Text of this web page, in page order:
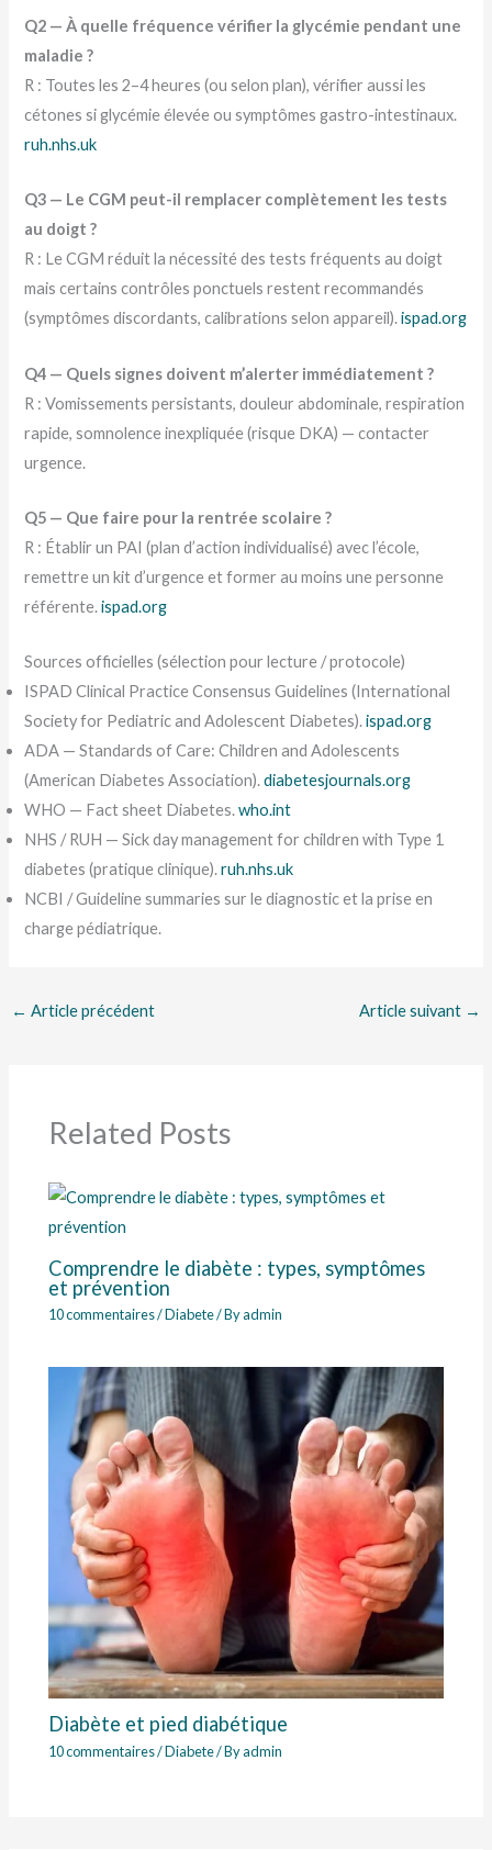
Q2 — À quelle fréquence vérifier la glycémie pendant une
maladie ?
R : Toutes les 2–4 heures (ou selon plan), vérifier aussi les
cétones si glycémie élevée ou symptômes gastro-intestinaux.
ruh.nhs.uk
Q3 — Le CGM peut-il remplacer complètement les tests
au doigt ?
R : Le CGM réduit la nécessité des tests fréquents au doigt
mais certains contrôles ponctuels restent recommandés
(symptômes discordants, calibrations selon appareil).ispad.org
Q4 — Quels signes doivent m’alerter immédiatement ?
R : Vomissements persistants, douleur abdominale, respiration
rapide, somnolence inexpliquée (risque DKA) — contacter
urgence.
Q5 — Que faire pour la rentrée scolaire ?
R : Établir un PAI (plan d’action individualisé) avec l’école,
remettre un kit d’urgence et former au moins une personne
référente.ispad.org
Sources officielles (sélection pour lecture / protocole)
ISPAD Clinical Practice Consensus Guidelines (International
Society for Pediatric and Adolescent Diabetes).ispad.org
ADA — Standards of Care: Children and Adolescents
(American Diabetes Association).diabetesjournals.org
WHO — Fact sheet Diabetes.who.int
NHS / RUH — Sick day management for children with Type 1
diabetes (pratique clinique).ruh.nhs.uk
NCBI / Guideline summaries sur le diagnostic et la prise en
charge pédiatrique.
← Article précédent Article suivant →
Related Posts
Comprendre le diabète : types, symptômes
et prévention
10 commentaires/Diabete/ Byadmin
Diabète et pied diabétique
10 commentaires/Diabete/ Byadmin